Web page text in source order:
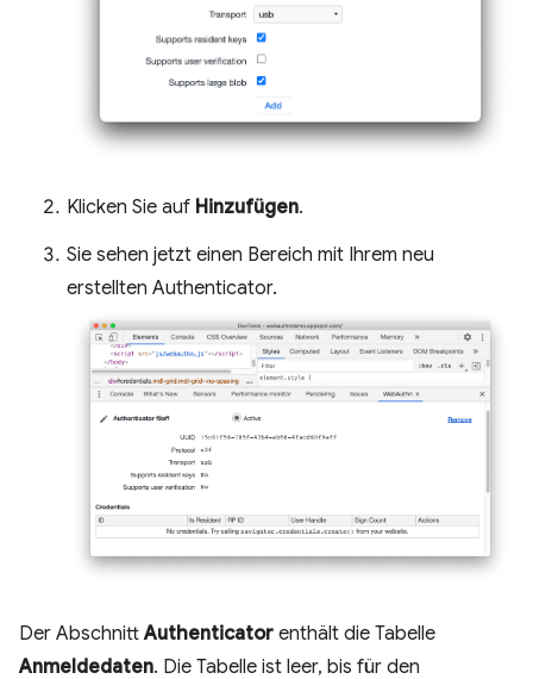
Klicken Sie auf Hinzufügen.
Sie sehen jetzt einen Bereich mit Ihrem neu
erstellten Authenticator.
Der AbschnittAuthenticator enthält die Tabelle
Anmeldedaten. Die Tabelle ist leer, bis für den